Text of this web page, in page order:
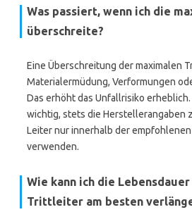
Was passiert, wenn ich die
überschreite?
Eine Überschreitung der maximalen
Materialermüdung, Verformungen
Das erhöht das Unfallrisiko
wichtig, stets die Herstellerangaben
Leiter nur innerhalb der
verwenden.
Wie kann ich die
Trittleiter am besten